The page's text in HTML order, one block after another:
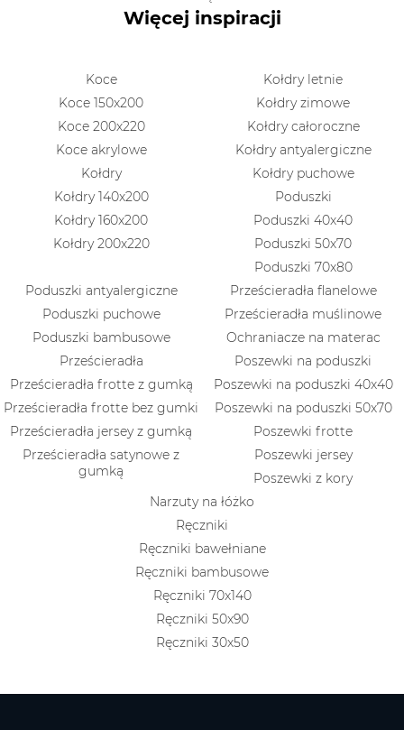
Więcej inspiracji
Koce
Koce 150x200
Koce 200x220
Koce akrylowe
Kołdry
Kołdry 140x200
Kołdry 160x200
Kołdry 200x220
Kołdry letnie
Kołdry zimowe
Kołdry całoroczne
Kołdry antyalergiczne
Kołdry puchowe
Poduszki
Poduszki 40x40
Poduszki 50x70
Poduszki 70x80
Poduszki antyalergiczne
Poduszki puchowe
Poduszki bambusowe
Prześcieradła
Prześcieradła frotte z gumką
Prześcieradła frotte bez gumki
Prześcieradła jersey z gumką
Prześcieradła satynowe z
gumką
Prześcieradła flanelowe
Prześcieradła muślinowe
Ochraniacze na materac
Poszewki na poduszki
Poszewki na poduszki 40x40
Poszewki na poduszki 50x70
Poszewki frotte
Poszewki jersey
Poszewki z kory
Narzuty na łóżko
Ręczniki
Ręczniki bawełniane
Ręczniki bambusowe
Ręczniki 70x140
Ręczniki 50x90
Ręczniki 30x50